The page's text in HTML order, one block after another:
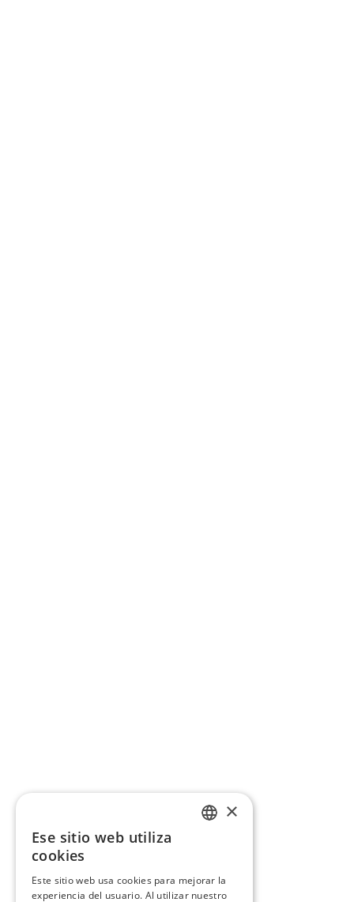
×
Ese sitio web utiliza
cookies
Este sitio web usa cookies para mejorar la
experiencia del usuario. Al utilizar nuestro